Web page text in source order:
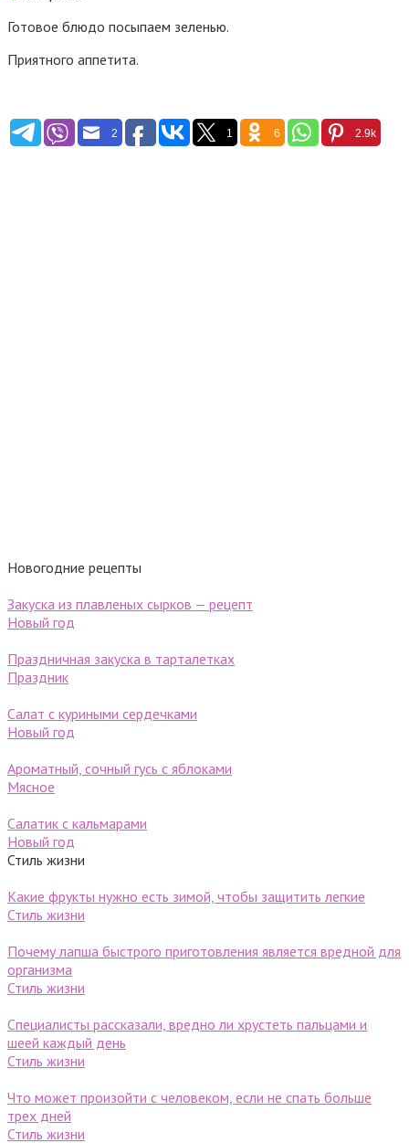
Готовое блюдо посыпаем зеленью.
Приятного аппетита.
2 1 6 2.9k
Новогодние рецепты
Закуска из плавленых сырков — рецепт
Новый год
Праздничная закуска в тарталетках
Праздник
Салат с куриными сердечками
Новый год
Ароматный, сочный гусь с яблоками
Мясное
Салатик с кальмарами
Новый год
Стиль жизни
Какие фрукты нужно есть зимой, чтобы защитить легкие
Стиль жизни
Почему лапша быстрого приготовления является вредной для
организма
Стиль жизни
Специалисты рассказали, вредно ли хрустеть пальцами и
шеей каждый день
Стиль жизни
Что может произойти с человеком, если не спать больше
трех дней
Стиль жизни